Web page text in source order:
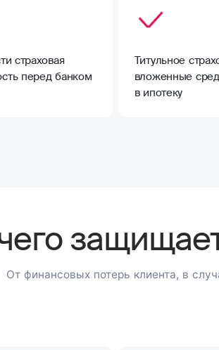
страховая
перед банком
Титульное
вложенные
в ипотеку
От финансовых потерь клиента, в